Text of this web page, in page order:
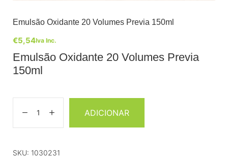
Emulsão Oxidante 20 Volumes Previa 150ml
€5,54Iva Inc.
Emulsão Oxidante 20 Volumes Previa
150ml
ADICIONAR
SKU: 1030231